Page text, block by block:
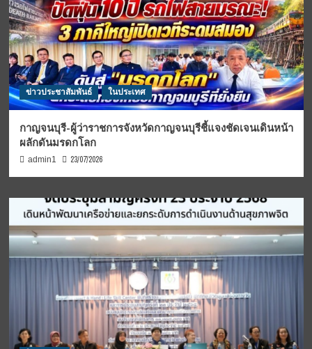
ข่าวประชาสัมพันธ์ ในประเทศ
กาญจนบุรี-ผู้ว่าราชการจังหวัดกาญจนบุรีชี้แจงชัดเจนเดินหน้า
ผลักดันมรดกโลก
admin1 23/07/2026